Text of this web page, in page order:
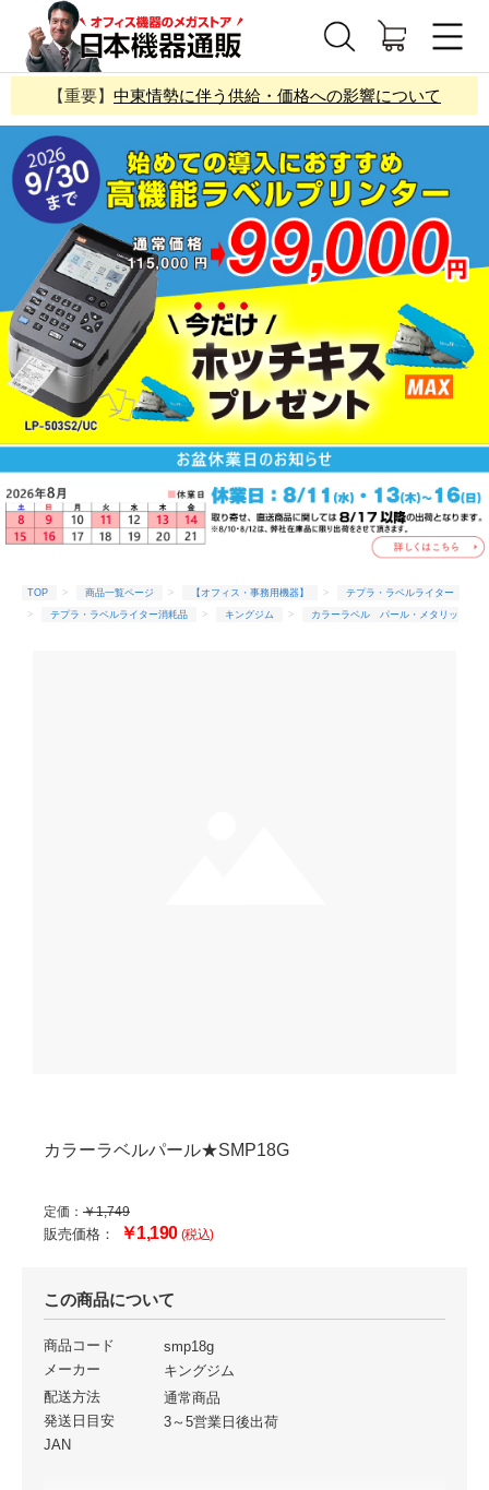
【重要】 中東情勢に伴う供給・価格への影響について
TOP 商品一覧ページ 【オフィス・事務用機器】
テプラ・ラベルライター
テプラ・ラベルライター消耗品
キングジム
カラーラベル パール・メタリッ
カラーラベルパール★SMP18G
定価： ￥1,749
販売価格： ￥1,190 (税込)
この商品について
商品コード
smp18g
メーカー
キングジム
配送方法
通常商品
発送日目安
3～5営業日後出荷
JAN